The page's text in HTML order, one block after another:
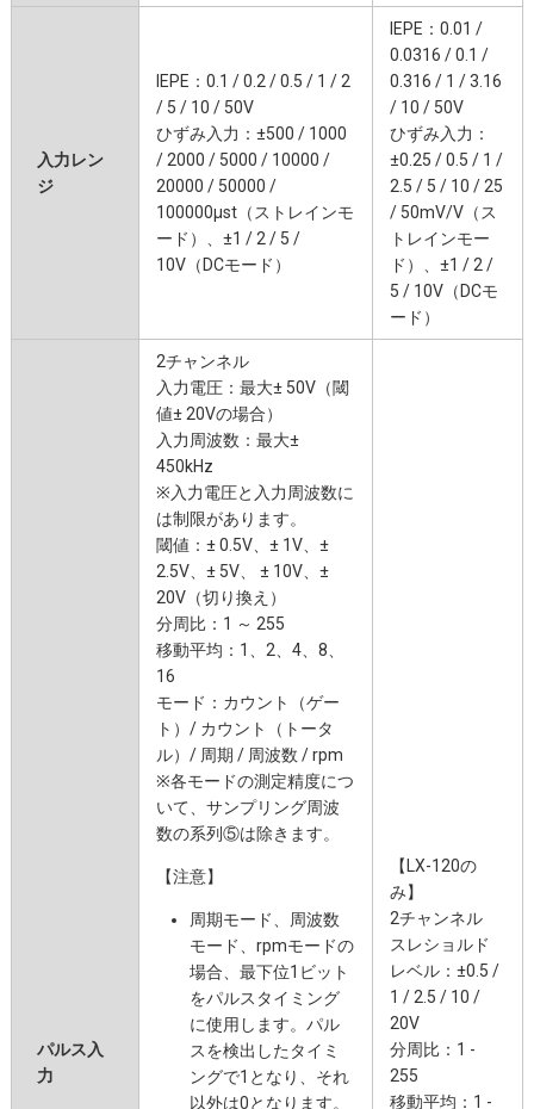
入力レン
ジ
IEPE：0.1 / 0.2 / 0.5 / 1 / 2
/ 5 / 10 / 50V
ひずみ入力：±500 / 1000
/ 2000 / 5000 / 10000 /
20000 / 50000 /
100000μst（ストレインモ
ード）、±1 / 2 / 5 /
10V（DCモード）
IEPE：0.01 /
0.0316 / 0.1 /
0.316 / 1 / 3.16
/ 10 / 50V
ひずみ入力：
±0.25 / 0.5 / 1 /
2.5 / 5 / 10 / 25
/ 50mV/V（ス
トレインモー
ド）、±1 / 2 /
5 / 10V（DCモ
ード）
パルス入
力
2チャンネル
入力電圧：最大± 50V（閾
値± 20Vの場合）
入力周波数：最大±
450kHz
※入力電圧と入力周波数に
は制限があります。
閾値：± 0.5V、± 1V、±
2.5V、± 5V、 ± 10V、±
20V（切り換え）
分周比：1 ～ 255
移動平均：1、2、4、8、
16
モード：カウント（ゲー
ト）/ カウント（トータ
ル）/ 周期 / 周波数 / rpm
※各モードの測定精度につ
いて、サンプリング周波
数の系列⑤は除きます。
【注意】
周期モード、周波数
モード、rpmモードの
場合、最下位1ビット
をパルスタイミング
に使用します。パル
スを検出したタイミ
ングで1となり、それ
以外は0となります。
【LX-120の
み】
2チャンネル
スレショルド
レベル：±0.5 /
1 / 2.5 / 10 /
20V
分周比：1 -
255
移動平均：1 -